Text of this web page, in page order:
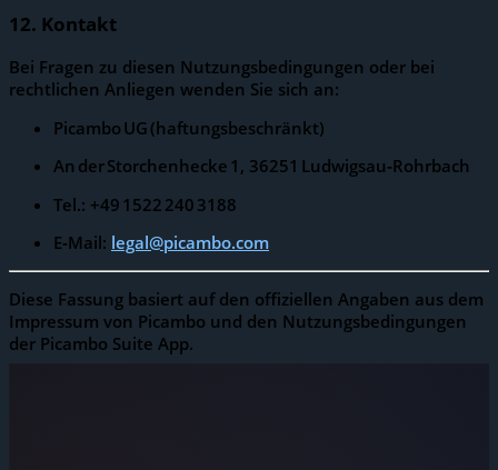
12. Kontakt
Bei Fragen zu diesen Nutzungsbedingungen oder bei
rechtlichen Anliegen wenden Sie sich an:
Picambo UG (haftungsbeschränkt)
An der Storchenhecke 1, 36251 Ludwigsau‑Rohrbach
Tel.: +49 1522 240 3188
E‑Mail: legal@picambo.com
Diese Fassung basiert auf den offiziellen Angaben aus dem
Impressum von Picambo und den Nutzungsbedingungen
der Picambo Suite App.